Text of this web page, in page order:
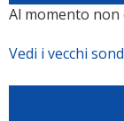
Al momento non
Vedi i vecchi